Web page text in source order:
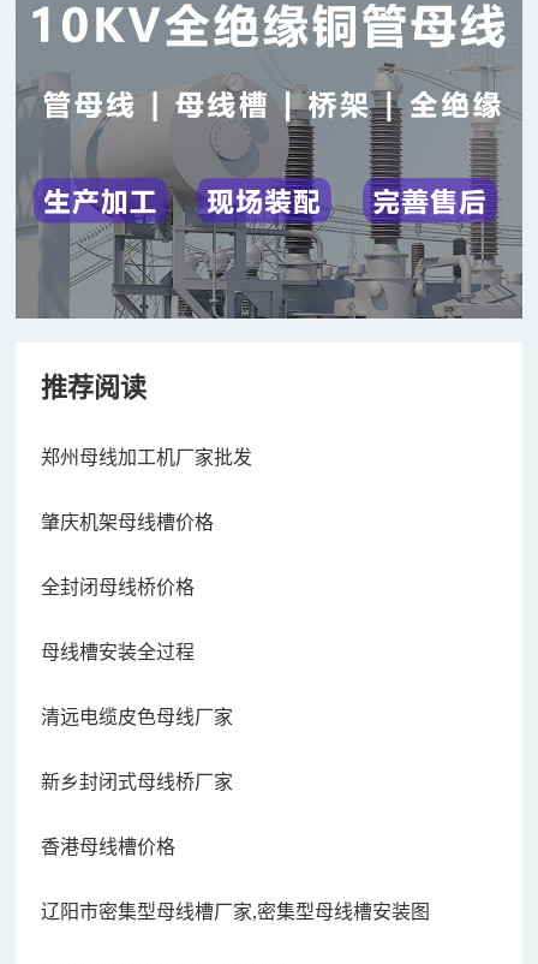
推荐阅读
郑州母线加工机厂家批发
肇庆机架母线槽价格
全封闭母线桥价格
母线槽安装全过程
清远电缆皮色母线厂家
新乡封闭式母线桥厂家
香港母线槽价格
辽阳市密集型母线槽厂家,密集型母线槽安装图